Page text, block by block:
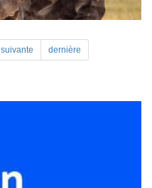
suivante dernière